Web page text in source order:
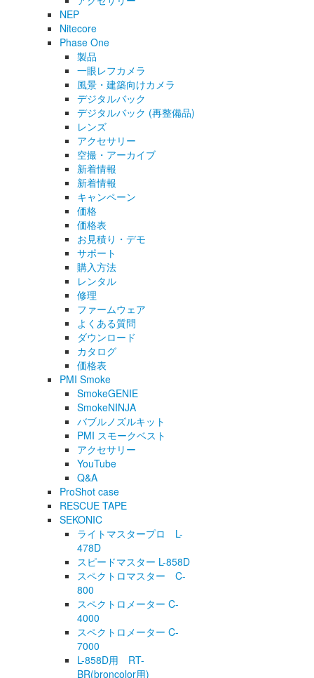
NEP
Nitecore
Phase One
製品
一眼レフカメラ
風景・建築向けカメラ
デジタルバック
デジタルバック (再整備品)
レンズ
アクセサリー
空撮・アーカイブ
新着情報
新着情報
キャンペーン
価格
価格表
お見積り・デモ
サポート
購入方法
レンタル
修理
ファームウェア
よくある質問
ダウンロード
カタログ
価格表
PMI Smoke
SmokeGENIE
SmokeNINJA
バブルノズルキット
PMI スモークベスト
アクセサリー
YouTube
Q&A
ProShot case
RESCUE TAPE
SEKONIC
ライトマスタープロ L-
478D
スピードマスター L-858D
スペクトロマスター C-
800
スペクトロメーター C-
4000
スペクトロメーター C-
7000
L-858D用 RT-
BR(broncolor用)